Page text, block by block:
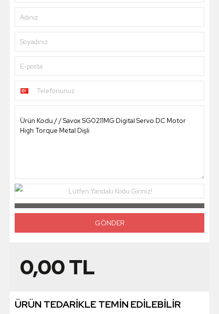
Adınız
Soyadınız
E-posta
Telefonunuz
Lütfen Yandaki Kodu Giriniz!
0,00TL
ÜRÜN TEDARİKLE TEMİN EDİLEBİLİR